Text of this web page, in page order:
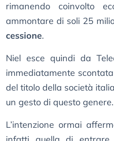
rimanendo coinvolto
ammontare di soli 25
cessione.
Niel esce quindi da
immediatamente
del titolo della società
un gesto di questo genere.
L’intenzione ormai